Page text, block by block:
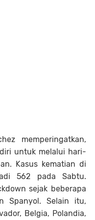
memperingatkan,
untuk melalui hari-
Kasus kematian di
562 pada Sabtu.
sejak beberapa
Spanyol. Selain itu,
Belgia, Polandia,